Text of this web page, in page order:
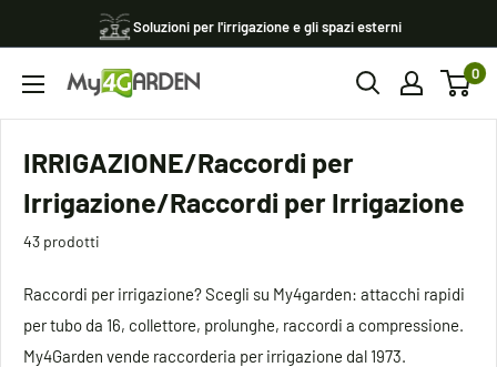
al
contenuto
Soluzioni per l'irrigazione e gli spazi esterni
My4garden 0
IRRIGAZIONE/Raccordi per
Irrigazione/Raccordi per Irrigazione
43 prodotti
Raccordi per irrigazione? Scegli su My4garden: attacchi rapidi
per tubo da 16, collettore, prolunghe, raccordi a compressione.
My4Garden vende raccorderia per irrigazione dal 1973.